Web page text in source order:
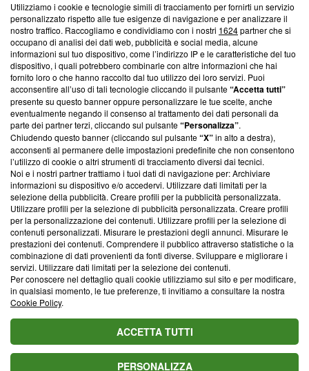
Questa sezione offre informazioni trasparenti su Blasting
News, sui nostri processi editoriali e su come ci impegniamo a
creare news di qualità. Inoltre, afferma la nostra aderenza a
‘Trust Project - News with Integrity’Blasting News non è
ancora membro del programma, ma ha richiesto di farne
parte; Trust Project non ha ancora effettuato una verifica di
conformità agli standard.
Su di noi
Team editoriale
Corporate
Redazione
Informativa Privacy
Cookie Policy
Blasting SA, IDI CHE-247.845.224, Via Carlo Frasca, 3 - 6900
Lugano (Svizzera) Tel:+39 0690258937
© 2026 Blasting News
Utilizziamo i cookie e tecnologie simili di tracciamento per fornirti un servizio
personalizzato rispetto alle tue esigenze di navigazione e per analizzare il
nostro traffico. Raccogliamo e condividiamo con i nostri 1624partner che si
occupano di analisi dei dati web, pubblicità e social media, alcune
informazioni sul tuo dispositivo, come l’indirizzo IP e le caratteristiche del tuo
dispositivo, i quali potrebbero combinarle con altre informazioni che hai
fornito loro o che hanno raccolto dal tuo utilizzo dei loro servizi. Puoi
acconsentire all’uso di tali tecnologie cliccando il pulsante“Accetta tutti”
presente su questo banner oppure personalizzare le tue scelte, anche
eventualmente negando il consenso al trattamento dei dati personali da
parte dei partner terzi, cliccando sul pulsante“Personalizza”.
Chiudendo questo banner (cliccando sul pulsante“X”in alto a destra),
acconsenti al permanere delle impostazioni predefinite che non consentono
l’utilizzo di cookie o altri strumenti di tracciamento diversi dai tecnici.
Noi e i nostri partner trattiamo i tuoi dati di navigazione per: Archiviare
informazioni su dispositivo e/o accedervi. Utilizzare dati limitati per la
selezione della pubblicità. Creare profili per la pubblicità personalizzata.
Utilizzare profili per la selezione di pubblicità personalizzata. Creare profili
per la personalizzazione dei contenuti. Utilizzare profili per la selezione di
contenuti personalizzati. Misurare le prestazioni degli annunci. Misurare le
prestazioni dei contenuti. Comprendere il pubblico attraverso statistiche o la
combinazione di dati provenienti da fonti diverse. Sviluppare e migliorare i
servizi. Utilizzare dati limitati per la selezione dei contenuti.
Per conoscere nel dettaglio quali cookie utilizziamo sul sito e per modificare,
in qualsiasi momento, le tue preferenze, ti invitiamo a consultare la nostra
Cookie Policy.
ACCETTA TUTTI
PERSONALIZZA